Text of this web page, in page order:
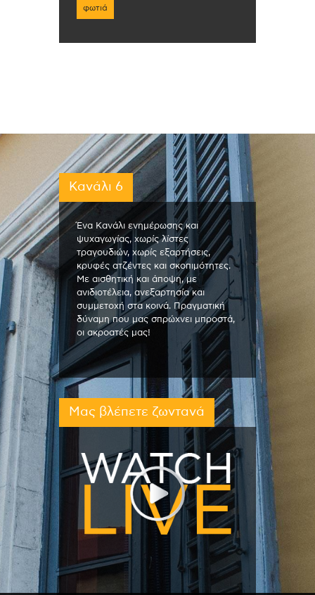
φωτιά
Κανάλι 6
Ένα Κανάλι ενημέρωσης και
ψυχαγωγίας, χωρίς λίστες
τραγουδιών, χωρίς εξαρτήσεις,
κρυφές ατζέντες και σκοπιμότητες.
Με αισθητική και άποψη, με
ανιδιοτέλεια, ανεξαρτησία και
συμμετοχή στα κοινά. Πραγματική
δύναμη που μας σπρώχνει μπροστά,
οι ακροατές μας!
Μας βλέπετε ζωντανά